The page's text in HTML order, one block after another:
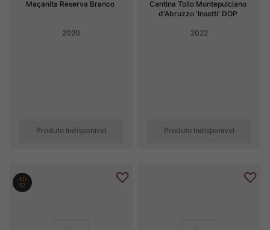
Maçanita Reserva Branco
2020
Produto Indisponível
Cantina Tollo Montepulciano
d'Abruzzo 'Insetti' DOP
2022
Produto Indisponível